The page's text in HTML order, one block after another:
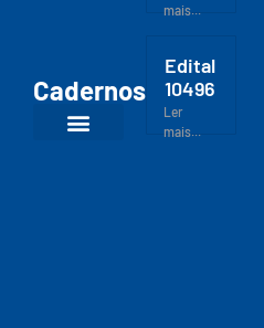
Cadernos
mais...
Edital
10496
Ler
mais...